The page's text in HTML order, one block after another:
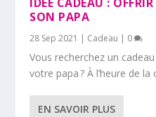
SON PAPA
28 Sep 2021 | Cadeau | 0
Vous recherchez un
votre papa ? À l’heure de la
EN SAVOIR PLUS